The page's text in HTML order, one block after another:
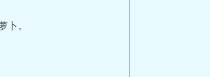
。